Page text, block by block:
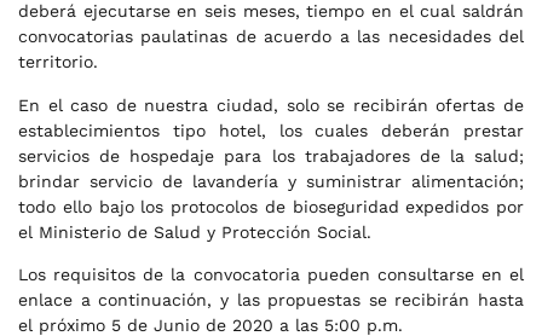
deberá ejecutarse en seis meses, tiempo en el cual saldrán
convocatorias paulatinas de acuerdo a las necesidades del
territorio.
En el caso de nuestra ciudad, solo se recibirán ofertas de
establecimientos tipo hotel, los cuales deberán prestar
servicios de hospedaje para los trabajadores de la salud;
brindar servicio de lavandería y suministrar alimentación;
todo ello bajo los protocolos de bioseguridad expedidos por
el Ministerio de Salud y Protección Social.
Los requisitos de la convocatoria pueden consultarse en el
enlace a continuación, y las propuestas se recibirán hasta
el próximo 5 de Junio de 2020 a las 5:00 p.m.